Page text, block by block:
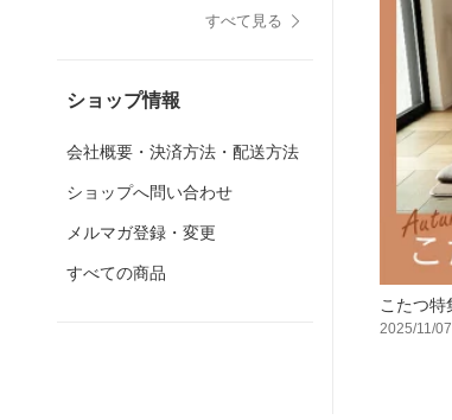
すべて見る
ショップ情報
会社概要・決済方法・配送方法
ショップへ問い合わせ
メルマガ登録・変更
すべての商品
こたつ特
2025/11/07